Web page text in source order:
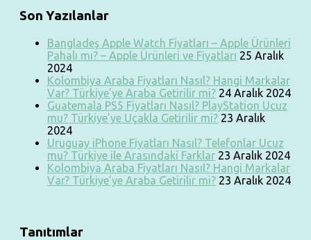
Son Yazılanlar
Bangladeş Apple Watch Fiyatları – Apple Ürünleri
Pahalı mı? – Apple Ürünleri ve Fiyatları 25 Aralık
2024
Kolombiya Araba Fiyatları Nasıl? Hangi Markalar
Var? Türkiye’ye Araba Getirilir mi? 24 Aralık 2024
Guatemala PS5 Fiyatları Nasıl? PlayStation Ucuz
mu? Türkiye’ye Uçakla Getirilir mi? 23 Aralık
2024
Uruguay iPhone Fiyatları Nasıl? Telefonlar Ucuz
mu? Türkiye ile Arasındaki Farklar 23 Aralık 2024
Kolombiya Araba Fiyatları Nasıl? Hangi Markalar
Var? Türkiye’ye Araba Getirilir mi? 23 Aralık 2024
Tanıtımlar